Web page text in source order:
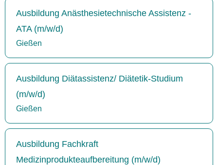
Ausbildung Anästhesietechnische Assistenz -
ATA (m/w/d)
Gießen
Ausbildung Diätassistenz/ Diätetik-Studium
(m/w/d)
Gießen
Ausbildung Fachkraft
Medizinprodukteaufbereitung (m/w/d)